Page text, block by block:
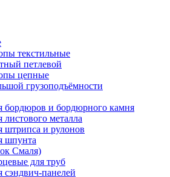
текстильные
петлевой
цепные
грузоподъёмности
бордюров и бордюрного камня
листового металла
штрипса и рулонов
шпунта
Смаля)
для труб
сэндвич-панелей